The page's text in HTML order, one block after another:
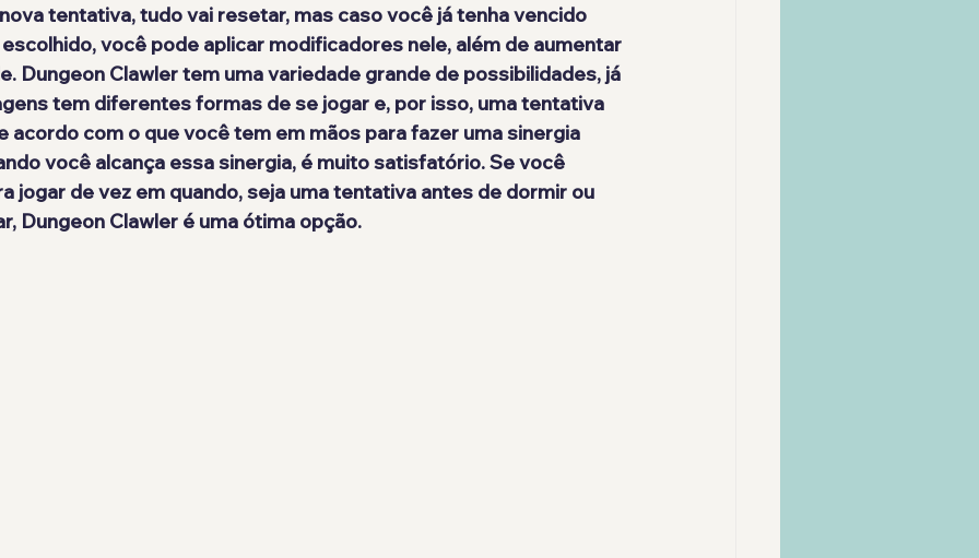
tentativa, tudo vai resetar, mas caso você já tenha vencido
você pode aplicar modificadores nele, além de aumentar
Dungeon Clawler tem uma variedade grande de possibilidades, já
tem diferentes formas de se jogar e, por isso, uma tentativa
acordo com o que você tem em mãos para fazer uma sinergia
você alcança essa sinergia, é muito satisfatório. Se você
jogar de vez em quando, seja uma tentativa antes de dormir ou
Dungeon Clawler é uma ótima opção.